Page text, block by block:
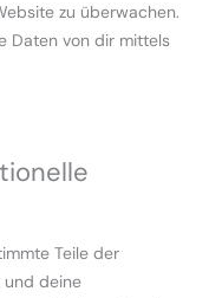
zu überwachen.
Daten von dir mittels
Teile der
und deine